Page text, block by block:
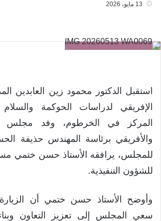
13 مايو، 2026
استقبل الدكتور محمود زين العابدين
الإفريقي لدراسات الحوكمة والسلام
المركز في الخرطوم، وفد مجلس
والأفريقي برئاسة المهندس حذيفة
للمجلس، يرافقه الأستاذ حسن ختمي
للشؤون التنفيذية.
وأوضح الأستاذ حسن ختمي أن
سعي المجلس إلى تعزيز التعاون